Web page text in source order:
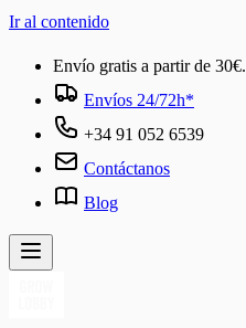
Ir al contenido
Envío gratis a partir de 30€.
Envíos 24/72h*
+34 91 052 6539
Contáctanos
Blog